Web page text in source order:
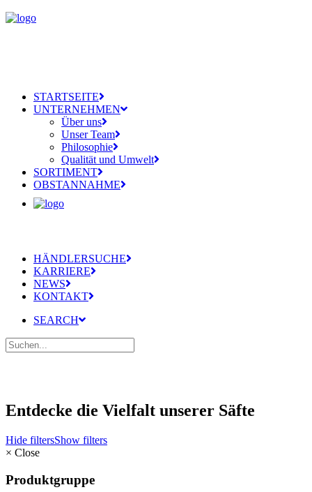
STARTSEITE
UNTERNEHMEN
Über uns
Unser Team
Philosophie
Qualität und Umwelt
SORTIMENT
OBSTANNAHME
HÄNDLERSUCHE
KARRIERE
NEWS
KONTAKT
SEARCH
Entdecke die Vielfalt unserer Säfte
Hide filtersShow filters
× Close
Produktgruppe